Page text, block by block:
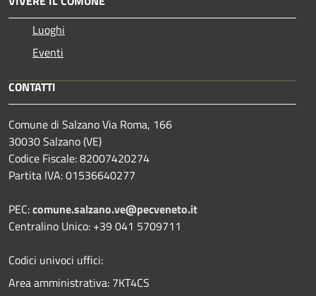
Luoghi
Eventi
CONTATTI
Comune di Salzano Via Roma, 166
30030 Salzano (VE)
Codice Fiscale: 82007420274
Partita IVA: 01536640277
PEC:comune.salzano.ve@pecveneto.it
Centralino Unico: +39 041 5709711
Codici univoci uffici:
Area amministrativa: 7KT4CS